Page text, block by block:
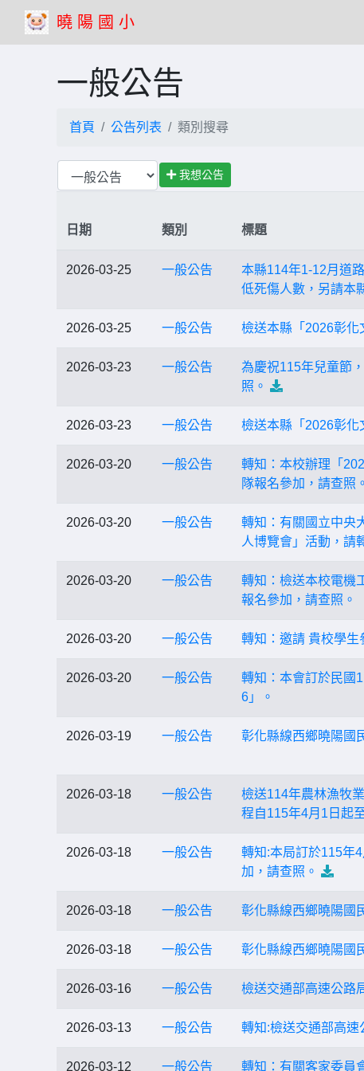
曉 陽 國 小
一般公告
首頁 公告列表 類別搜尋
我想公告
日期 類別 標題
2026-03-25 一般公告
本縣114年1-12月道
低死傷人數，另請本
2026-03-25 一般公告 檢送本縣「2026彰化
2026-03-23 一般公告
為慶祝115年兒童節
照。
2026-03-23 一般公告 檢送本縣「2026彰化
2026-03-20 一般公告
轉知：本校辦理「
隊報名參加，請查照。
2026-03-20 一般公告
轉知：有關國立中央
人博覽會」活動，請
2026-03-20 一般公告
轉知：檢送本校電機
報名參加，請查照。
2026-03-20 一般公告 轉知：邀請 貴校學生
2026-03-20 一般公告
轉知：本會訂於民國
6」。
2026-03-19 一般公告 彰化縣線西鄉曉陽國
2026-03-18 一般公告
檢送114年農林漁牧
程自115年4月1日起
2026-03-18 一般公告
轉知:本局訂於115年
加，請查照。
2026-03-18 一般公告 彰化縣線西鄉曉陽國
2026-03-18 一般公告 彰化縣線西鄉曉陽國
2026-03-16 一般公告 檢送交通部高速公路
2026-03-13 一般公告 轉知:檢送交通部高速
2026-03-12 一般公告 轉知：有關客家委員